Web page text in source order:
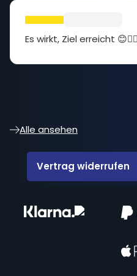
Es wirkt, Ziel erreicht 😊👍🏻
Alle ansehen
Vertrag widerrufen